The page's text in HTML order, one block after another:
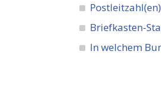
Postleitzahl(en)
Briefkasten-
In welchem